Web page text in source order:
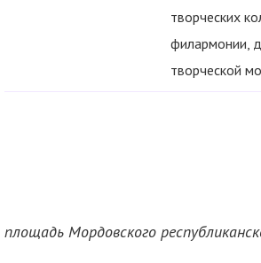
творческих
филармонии,
творческой
площадь Мордовского